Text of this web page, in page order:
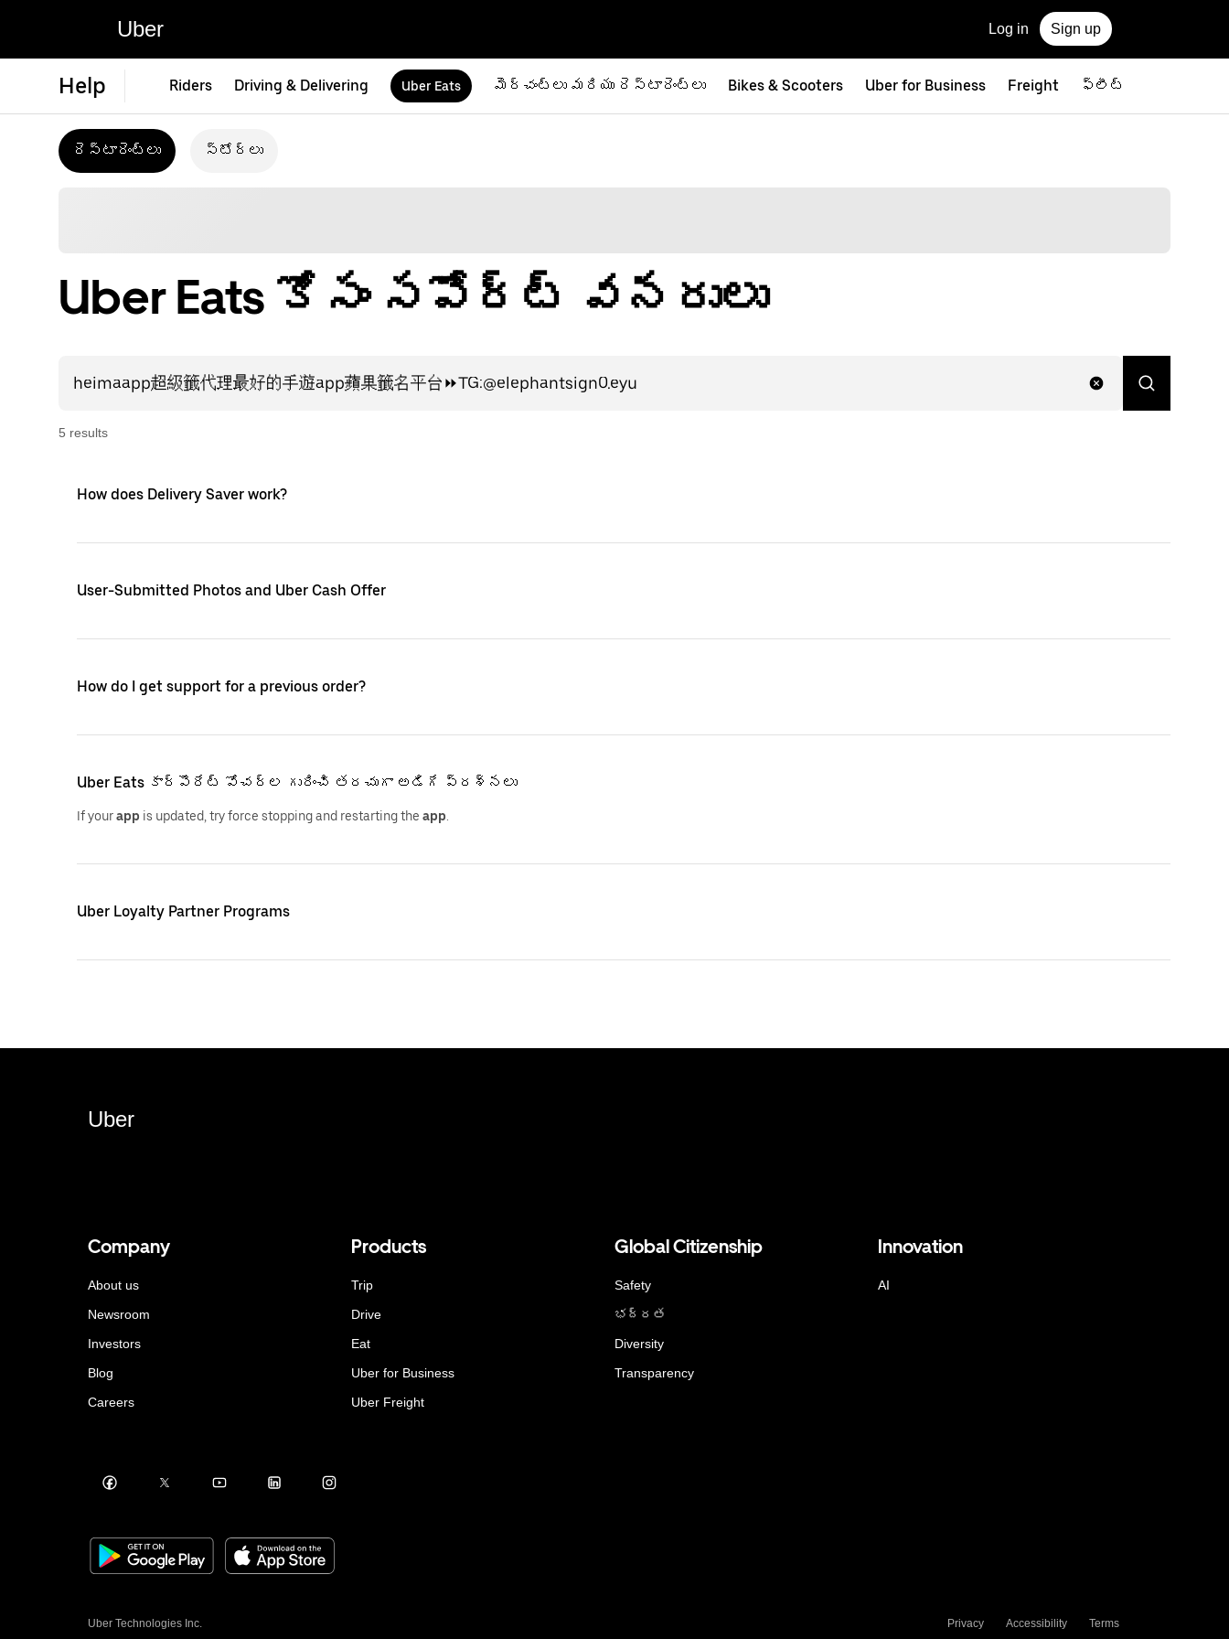
Uber Log in Sign up
Help Riders Driving & Delivering Uber Eats మెర్చంట్‌లు మరియు రెస్టారెంట్‌లు Bikes & Scooters Uber for Business Freight ఫ్లీట్
రెస్టారెంట్‌లు స్టోర్‌లు
Uber Eats కోసం సపోర్ట్ వనరులు
5 results
How does Delivery Saver work?
User-Submitted Photos and Uber Cash Offer
How do I get support for a previous order?
Uber Eats కార్పొరేట్ వోచర్‌ల గురించి తరచుగా అడిగే ప్రశ్నలు
If yourapp is updated, try force stopping and restarting the app
Uber Loyalty Partner Programs
Uber
Company
About us
Newsroom
Investors
Blog
Careers
Products
Trip
Drive
Eat
Uber for Business
Uber Freight
Global Citizenship
Safety
భద్రత
Diversity
Transparency
Innovation
AI
Uber Technologies Inc. Privacy Accessibility Terms